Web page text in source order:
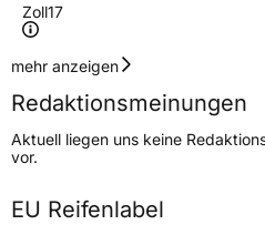
Zoll17
Geschwindigkeitsindex
Höchstgeschwindigkeit
190 km/h
Lastindex115
Höchstlast1215 kg
mehr anzeigen
Redaktionsmeinungen
Aktuell liegen uns keine
vor.
EU Reifenlabel